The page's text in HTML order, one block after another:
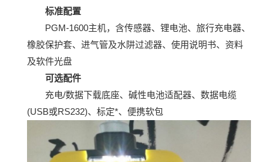
标准配置
PGM-1600主机，含传感器、锂电池、旅行充电器、
橡胶保护套、进气管及水阱过滤器、使用说明书、资料
及软件光盘
可选配件
充电/数据下载底座、碱性电池适配器、数据电缆
(USB或RS232)、标定*、便携软包